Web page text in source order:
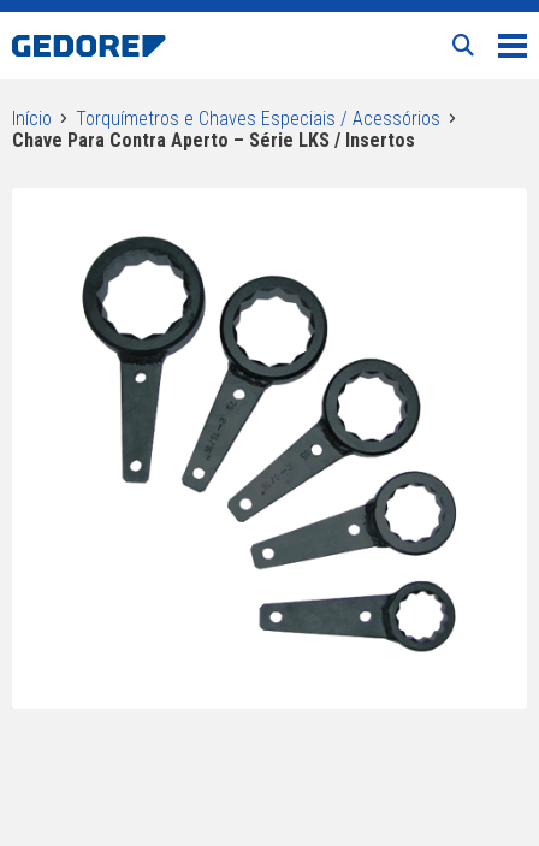
Início
Torquímetros e Chaves Especiais / Acessórios
Chave Para Contra Aperto – Série LKS / Insertos